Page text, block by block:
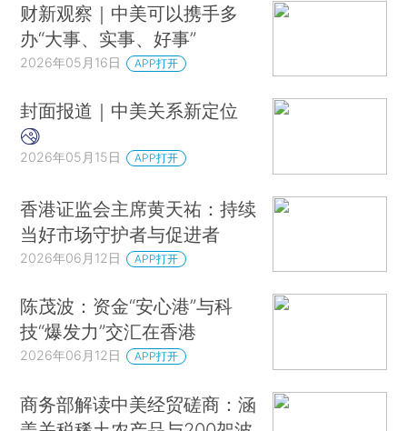
财新观察｜中美可以携手多
办“大事、实事、好事”
2026年05月16日 APP打开
封面报道｜中美关系新定位
2026年05月15日 APP打开
香港证监会主席黄天祐：持续
当好市场守护者与促进者
2026年06月12日 APP打开
陈茂波：资金“安心港”与科
技“爆发力”交汇在香港
2026年06月12日 APP打开
商务部解读中美经贸磋商：涵